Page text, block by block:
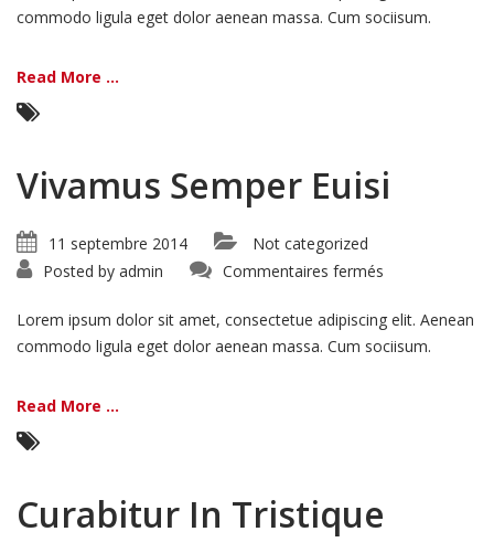
commodo ligula eget dolor aenean massa. Cum sociisum.
Read More ...
Vivamus Semper Euisi
11 septembre 2014
Not categorized
Posted by admin Commentaires fermés
Euisi
Lorem ipsum dolor sit amet, consectetue adipiscing elit. Aenean
commodo ligula eget dolor aenean massa. Cum sociisum.
Read More ...
Curabitur In Tristique